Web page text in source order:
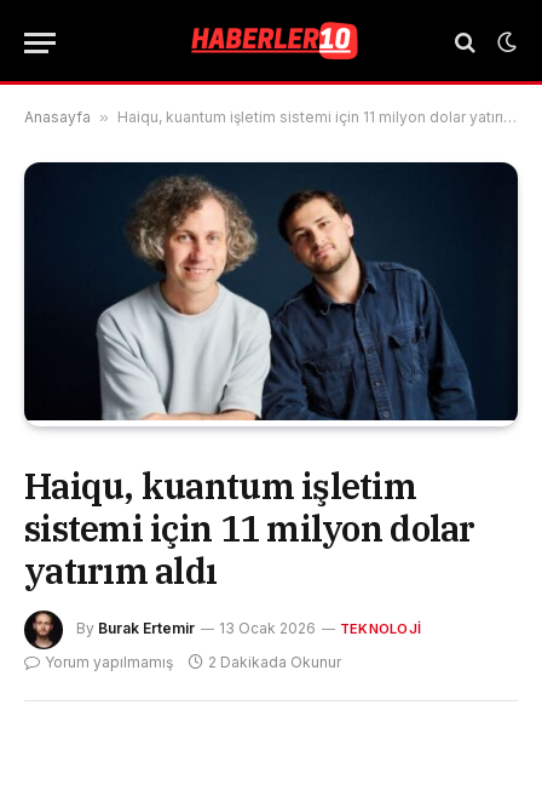
Anasayfa » Haiqu, kuantum işletim sistemi için 11 milyon dolar yatırım aldı
Haiqu, kuantum işletim
sistemi için 11 milyon dolar
yatırım aldı
By Burak Ertemir 13 Ocak 2026 TEKNOLOJI
Yorum yapılmamış 2 Dakikada Okunur